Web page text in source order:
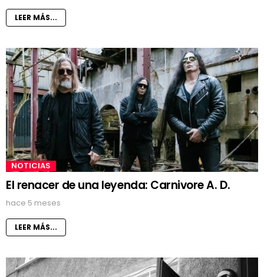
LEER MÁS...
NOTICIAS
El renacer de una leyenda: Carnivore A. D.
hace 5 meses
LEER MÁS...